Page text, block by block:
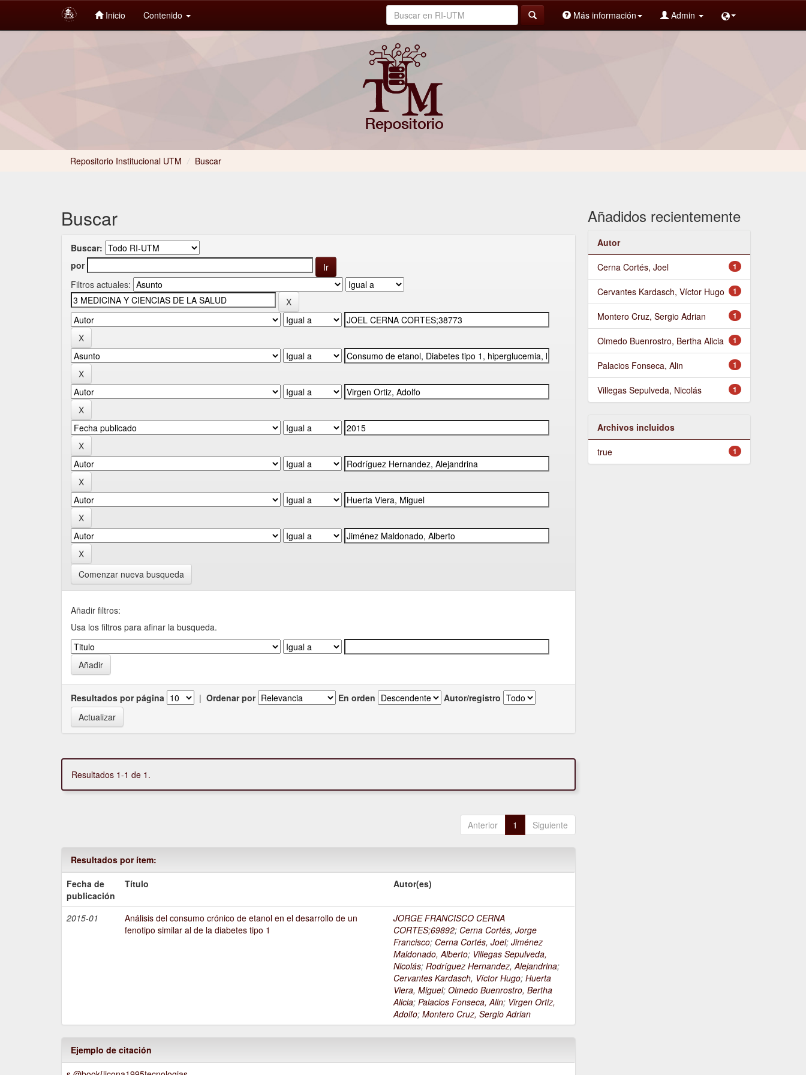
Inicio Contenido Más información Admin
Repositorio Institucional UTM / Buscar
Buscar
Buscar:
por
Filtros actuales:
Comenzar nueva busqueda
Añadir filtros:
Usa los filtros para afinar la busqueda.
Resultados por página | Ordenar por En orden Autor/registro
Resultados 1-1 de 1.
Anterior 1 Siguiente
Resultados por ítem:
Fecha de
publicación
Título Autor(es)
2015-01
Análisis del consumo crónico de etanol en el desarrollo de un
fenotipo similar al de la diabetes tipo 1
JORGE FRANCISCO CERNA
CORTES;69892; Cerna Cortés, Jorge
Francisco; Cerna Cortés, Joel;Jiménez
Maldonado, Alberto; Villegas Sepulveda,
Nicolás;Rodríguez Hernandez, Alejandrina;
Cervantes Kardasch, Víctor Hugo;Huerta
Viera, Miguel;Olmedo Buenrostro, Bertha
Alicia;Palacios Fonseca, Alin; Virgen Ortiz,
Adolfo;Montero Cruz, Sergio Adrian
Ejemplo de citación
Añadidos recientemente
Autor
1
Cerna Cortés, Joel
1
Cervantes Kardasch, Víctor Hugo
1
Montero Cruz, Sergio Adrian
1
Olmedo Buenrostro, Bertha Alicia
1
Palacios Fonseca, Alin
1
Villegas Sepulveda, Nicolás
Archivos incluidos
1
true